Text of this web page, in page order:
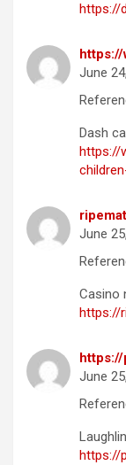
https://
https://
June
Dash
https://
June
Casino
https://
June
https://